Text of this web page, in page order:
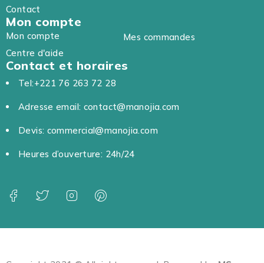
Contact
Mon compte
Mon compte
Mes commandes
Centre d'aide
Contact et horaires
Tel:+221 76 263 72 28
Adresse email: contact@manojia.com
Devis: commercial@manojia.com
Heures d’ouverture: 24h/24